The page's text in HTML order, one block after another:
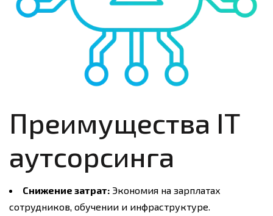
Преимущества IT
аутсорсинга
Снижение затрат: Экономия на зарплатах
сотрудников, обучении и инфраструктуре.